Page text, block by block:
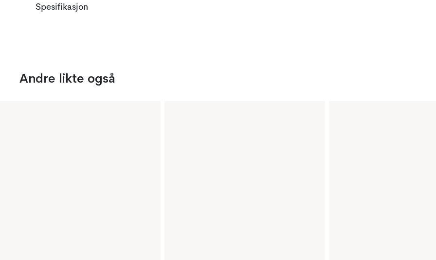
Spesifikasjon
Andre likte også